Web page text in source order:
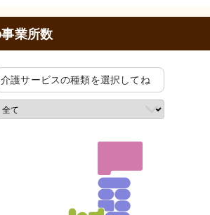
業所数
介護サービスの種類を選択してね